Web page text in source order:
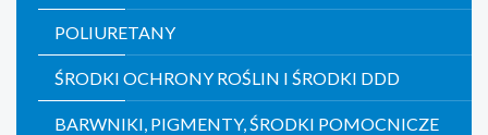
POLIURETANY
ŚRODKI OCHRONY ROŚLIN I ŚRODKI DDD
BARWNIKI, PIGMENTY, ŚRODKI POMOCNICZE